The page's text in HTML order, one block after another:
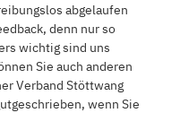
abgelaufen
denn nur so
wichtig sind uns
Sie auch anderen
Verband Stöttwang
wenn Sie